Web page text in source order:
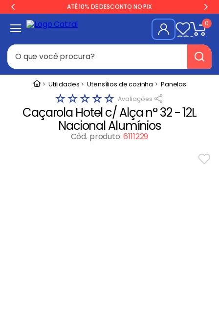
ATÉ 10% DE DESCONTO NO PIX
0
O que você procura?
Utilidades Utensílios de cozinha Panelas
☆☆☆☆☆
Caçarola Hotel c/ Alça n° 32 - 12L
Nacional Alumínios
Cód. produto:6111229
Termos mais buscados
Geladeira
2º Freezer
Balança